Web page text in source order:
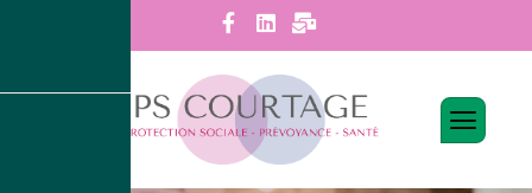
Panneau de gestion des cookies